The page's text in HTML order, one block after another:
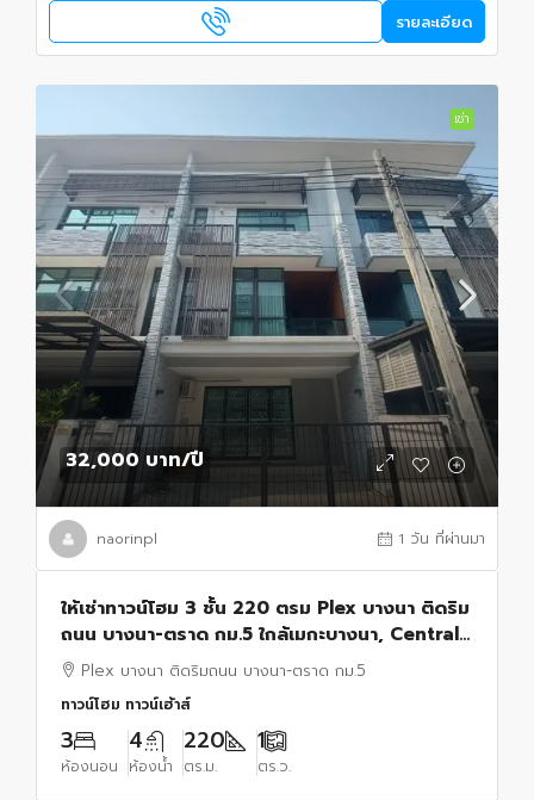
รายละเอียด
เช่า
32,000 บาท/ปี
naorinpl 1 วัน ที่ผ่านมา
ให้เช่าทาวน์โฮม 3 ชั้น 220 ตรม Plex บางนา ติดริม
ถนน บางนา-ตราด กม.5 ใกล้เมกะบางนา, Central
บางนาPlex บางนา ติดริมถนน บางนา-ตราด กม.5
ทาวน์โฮม ทาวน์เฮ้าส์
3
ห้องนอน
4
ห้องน้ำ
220
ตร.ม.
1
ตร.ว.